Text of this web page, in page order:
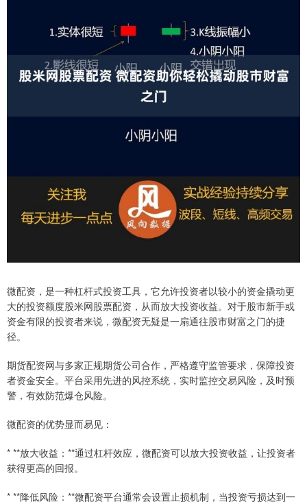
微配资，是一种杠杆式投资工具，它允许投资者以较小的资金撬动更
大的投资额度股米网股票配资，从而放大投资收益。对于股市新手或
资金有限的投资者来说，微配资无疑是一扇通往股市财富之门的捷
径。
期货配资网与多家正规期货公司合作，严格遵守监管要求，保障投资
者资金安全。平台采用先进的风控系统，实时监控交易风险，及时预
警，有效防范爆仓风险。
微配资的优势显而易见：
* **放大收益：**通过杠杆效应，微配资可以放大投资收益，让投资者
获得更高的回报。
* **降低风险：**微配资平台通常会设置止损机制，当投资亏损达到一